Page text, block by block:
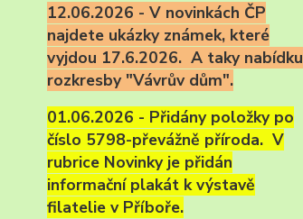
12.06.2026 - V novinkách ČP
najdete ukázky známek, které
vyjdou 17.6.2026. A taky nabídku
rozkresby "Vávrův dům".
01.06.2026 - Přidány položky po
číslo 5798-převážně příroda. V
rubrice Novinky je přidán
informační plakát k výstavě
filatelie v Příboře.